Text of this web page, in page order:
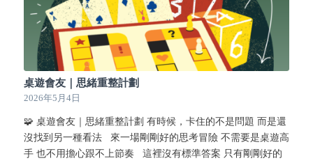
桌遊會友｜思緒重整計劃
2026年5月4日
🧩 桌遊會友｜思緒重整計劃 有時候，卡住的不是問題 而是還
沒找到另一種看法 來一場剛剛好的思考冒險 不需要是桌遊高
手 也不用擔心跟不上節奏 這裡沒有標準答案 只有剛剛好的